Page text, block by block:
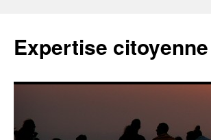
Expertise citoyenne